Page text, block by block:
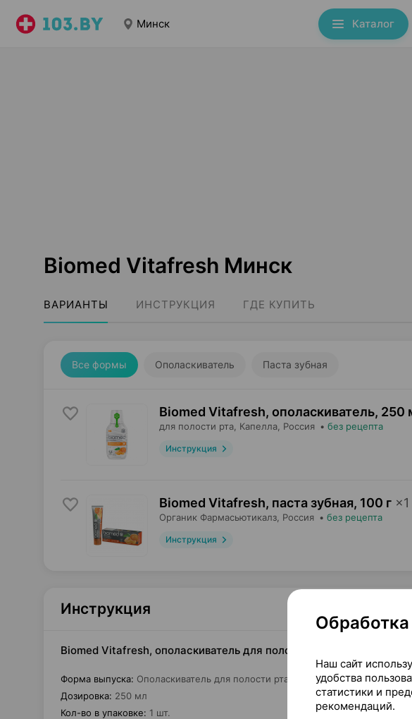
Минск Каталог
Biomed Vitafresh Минск
ВАРИАНТЫ ИНСТРУКЦИЯ ГДЕ КУПИТЬ
Все формы Ополаскиватель Паста зубная
Biomed Vitafresh, ополаскиватель, 250
для полости рта, Капелла , Россия • без рецепта
Инструкция
Biomed Vitafresh, паста зубная, 100 г ×1
Органик Фармасьютикалз , Россия • без рецепта
Инструкция
Инструкция
Biomed Vitafresh, ополаскиватель для полости рта, 250 мл ×1,
Форма выпуска: Ополаскиватель для полости рта
Дозировка: 250 мл
Кол-во в упаковке: 1 шт.
Наш сайт
удобства
статистики и
рекомендаций.